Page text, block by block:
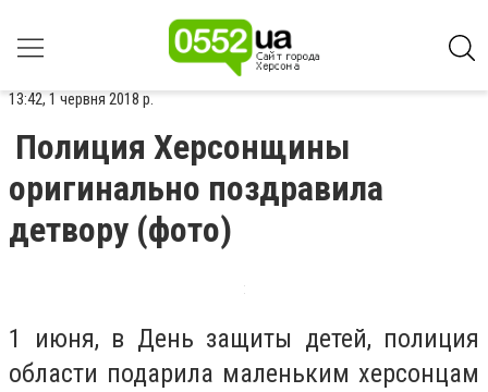
13:42, 1 червня 2018 р.
Полиция Херсонщины
оригинально поздравила
детвору (фото)
1 июня, в День защиты детей, полиция
области подарила маленьким херсонцам